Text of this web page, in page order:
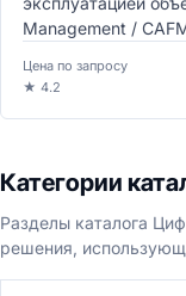
Management /
Цена по запросу
★ 4.2
Категории
Разделы каталога
решения,